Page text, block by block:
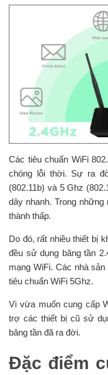
Các tiêu chuẩn WiFi
chóng lỗi thời. Sự ra
(802.11b) và 5 Ghz
dây nhanh. Trong
thành thấp.
Do đó, rất nhiều thiết bị
đều sử dụng băng tần
mạng WiFi. Các nhà
tiêu chuẩn WiFi 5Ghz.
Vì vừa muốn cung cấp
trợ các thiết bị cũ sử
băng tần đã ra đời.
Đặc điểm